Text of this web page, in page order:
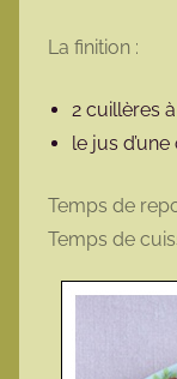
La finition :
2 cuillères
le jus
Temps de
Temps de